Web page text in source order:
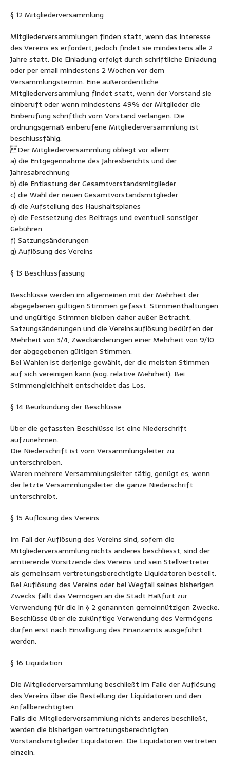
§ 12 Mitgliederversammlung
Mitgliederversammlungen finden statt, wenn das Interesse
des Vereins es erfordert, jedoch findet sie mindestens alle 2
Jahre statt. Die Einladung erfolgt durch schriftliche Einladung
oder per email mindestens 2 Wochen vor dem
Versammlungstermin. Eine außerordentliche
Mitgliederversammlung findet statt, wenn der Vorstand sie
einberuft oder wenn mindestens 49% der Mitglieder die
Einberufung schriftlich vom Vorstand verlangen. Die
ordnungsgemäß einberufene Mitgliederversammlung ist
beschlussfähig.
Der Mitgliederversammlung obliegt vor allem:
a) die Entgegennahme des Jahresberichts und der
Jahresabrechnung
b) die Entlastung der Gesamtvorstandsmitglieder
c) die Wahl der neuen Gesamtvorstandsmitglieder
d) die Aufstellung des Haushaltsplanes
e) die Festsetzung des Beitrags und eventuell sonstiger
Gebühren
f) Satzungsänderungen
g) Auflösung des Vereins
§ 13 Beschlussfassung
Beschlüsse werden im allgemeinen mit der Mehrheit der
abgegebenen gültigen Stimmen gefasst. Stimmenthaltungen
und ungültige Stimmen bleiben daher außer Betracht.
Satzungsänderungen und die Vereinsauflösung bedürfen der
Mehrheit von 3/4, Zweckänderungen einer Mehrheit von 9/10
der abgegebenen gültigen Stimmen.
Bei Wahlen ist derjenige gewählt, der die meisten Stimmen
auf sich vereinigen kann (sog. relative Mehrheit). Bei
Stimmengleichheit entscheidet das Los.
§ 14 Beurkundung der Beschlüsse
Über die gefassten Beschlüsse ist eine Niederschrift
aufzunehmen.
Die Niederschrift ist vom Versammlungsleiter zu
unterschreiben.
Waren mehrere Versammlungsleiter tätig, genügt es, wenn
der letzte Versammlungsleiter die ganze Niederschrift
unterschreibt.
§ 15 Auflösung des Vereins
Im Fall der Auflösung des Vereins sind, sofern die
Mitgliederversammlung nichts anderes beschliesst, sind der
amtierende Vorsitzende des Vereins und sein Stellvertreter
als gemeinsam vertretungsberechtigte Liquidatoren bestellt.
Bei Auflösung des Vereins oder bei Wegfall seines bisherigen
Zwecks fällt das Vermögen an die Stadt Haßfurt zur
Verwendung für die in § 2 genannten gemeinnützigen Zwecke.
Beschlüsse über die zukünftige Verwendung des Vermögens
dürfen erst nach Einwilligung des Finanzamts ausgeführt
werden.
§ 16 Liquidation
Die Mitgliederversammlung beschließt im Falle der Auflösung
des Vereins über die Bestellung der Liquidatoren und den
Anfallberechtigten.
Falls die Mitgliederversammlung nichts anderes beschließt,
werden die bisherigen vertretungsberechtigten
Vorstandsmitglieder Liquidatoren. Die Liquidatoren vertreten
einzeln.